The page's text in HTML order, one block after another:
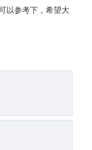
以参考下，希望大